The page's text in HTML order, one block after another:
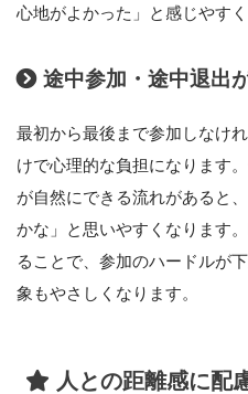
心地がよかった」と感じやすく
途中参加・途中退出
最初から最後まで参加しなけ
けで心理的な負担になります
が自然にできる流れがあると
かな」と思いやすくなります
ることで、参加のハードルが
象もやさしくなります。
人との距離感に配